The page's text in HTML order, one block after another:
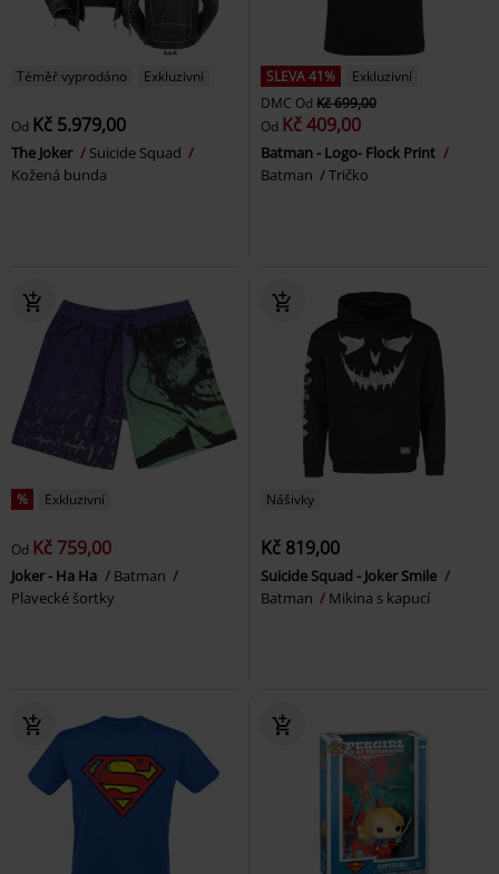
Téměř vyprodáno Exkluzivní
Od Kč 5.979,00
The Joker
Suicide Squad
Kožená bunda
SLEVA 41%
Exkluzivní
DMC Od Kč 699,00
Od Kč 409,00
Batman - Logo- Flock Print
Batman
Tričko
% Exkluzivní
Od Kč 759,00
Joker - Ha Ha
Batman
Plavecké šortky
Nášivky
Kč 819,00
Suicide Squad - Joker Smile
Batman
Mikina s kapucí